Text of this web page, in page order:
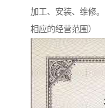
加工、安装、维修
相应的经营范围）